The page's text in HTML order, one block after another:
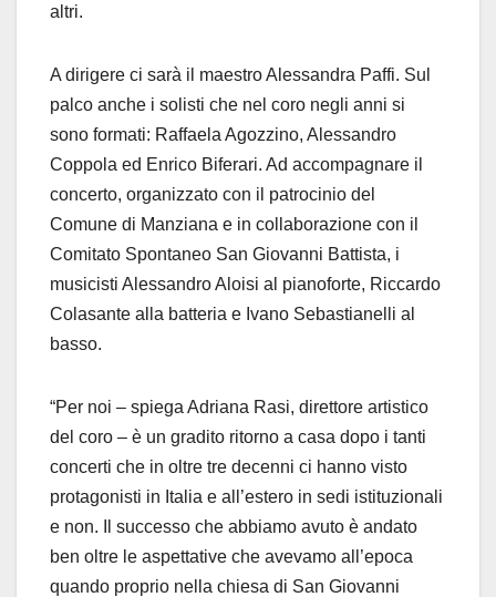
altri.
A dirigere ci sarà il maestro Alessandra Paffi. Sul
palco anche i solisti che nel coro negli anni si
sono formati: Raffaela Agozzino, Alessandro
Coppola ed Enrico Biferari. Ad accompagnare il
concerto, organizzato con il patrocinio del
Comune di Manziana e in collaborazione con il
Comitato Spontaneo San Giovanni Battista, i
musicisti Alessandro Aloisi al pianoforte, Riccardo
Colasante alla batteria e Ivano Sebastianelli al
basso.
“Per noi – spiega Adriana Rasi, direttore artistico
del coro – è un gradito ritorno a casa dopo i tanti
concerti che in oltre tre decenni ci hanno visto
protagonisti in Italia e all’estero in sedi istituzionali
e non. Il successo che abbiamo avuto è andato
ben oltre le aspettative che avevamo all’epoca
quando proprio nella chiesa di San Giovanni